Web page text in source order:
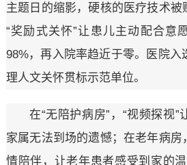
主题日的缩影，硬核的医疗技术被
“奖励式关怀”让患儿主动配合意
98%，再入院率趋近于零。医院入
理人文关怀贯标示范单位。
在“无陪护病房”，“视频探视
家属无法到场的遗憾；在老年病房
情陪伴，让老年患者感受到家的